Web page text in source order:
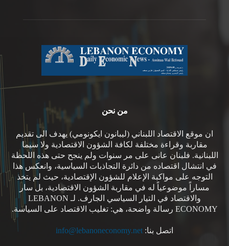
من نحن
ان موقع الاقتصاد اللبناني (ليبانون ايكونومي) يهدف الى تقديم
مقاربة وقراءة مختلفة لكافة الشؤون الاقتصادية ولا سيما
اللبنانية. فلبنان عانى على مر سنوات ولم ينجح حتى هذه اللحظة
في انتشال اقتصاده من دائرة التجاذبات السياسية، وانعكس هذا
التوجه على مواكبة الإعلام للشؤون الإقتصادية، حيث لم يتخذ
مساراً موضوعياً له في مقاربة الشؤون الاقتصادية، بل سار
والاقتصاد في التيار السياسي الجارف. لـ LEBANON
ECONOMY رسالة واضحة، هي: تغليب الاقتصاد على السياسة.
اتصل بنا: info@lebanoneconomy.net